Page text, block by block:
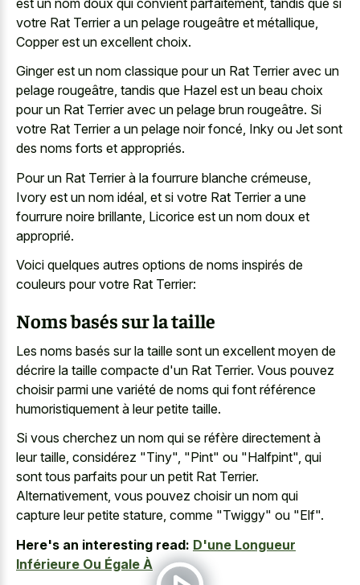
votre Rat Terrier a un pelage rougeâtre et métallique,
Copper est un excellent choix.
Ginger est un nom classique pour un Rat Terrier avec un
pelage rougeâtre, tandis que Hazel est un beau choix
pour un Rat Terrier avec un pelage brun rougeâtre. Si
votre Rat Terrier a un pelage noir foncé, Inky ou Jet sont
des noms forts et appropriés.
Pour un Rat Terrier à la fourrure blanche crémeuse,
Ivory est un nom idéal, et si votre Rat Terrier a une
fourrure noire brillante, Licorice est un nom doux et
approprié.
Voici quelques autres options de noms inspirés de
couleurs pour votre Rat Terrier:
Noms basés sur la taille
Les noms basés sur la taille sont un excellent moyen de
décrire la taille compacte d'un Rat Terrier. Vous pouvez
choisir parmi une variété de noms qui font référence
humoristiquement à leur petite taille.
Si vous cherchez un nom qui se réfère directement à
leur taille, considérez "Tiny", "Pint" ou "Halfpint", qui
sont tous parfaits pour un petit Rat Terrier.
Alternativement, vous pouvez choisir un nom qui
capture leur petite stature, comme "Twiggy" ou "Elf".
Here's an interesting read: D'une Longueur
Inférieure Ou Égale À